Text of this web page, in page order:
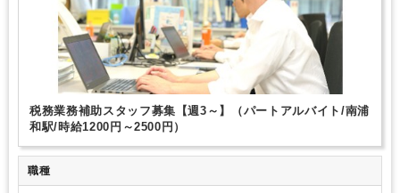
ルーティンワークがメイン 研修・資格取得支援 社内システム等のOJT
業務手順等のOJT 土日祝休み 完全週休2日制 EXCELのスキルが活かせる
英語力不要 弥生会計 TKC その他
税務業務補助スタッフ募集【週3～】（パートアルバイト/南浦
和駅/時給1200円～2500円）
職種